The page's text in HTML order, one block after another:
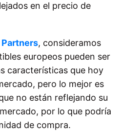
en el precio de
, consideramos
europeos pueden ser
características que hoy
pero lo mejor es
no están reflejando su
por lo que podría
de compra.